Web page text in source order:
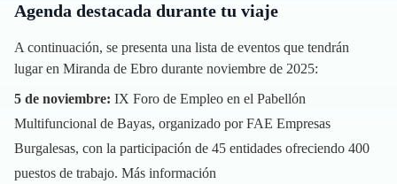
Agenda destacada durante tu viaje
A continuación, se presenta una lista de eventos que tendrán
lugar en Miranda de Ebro durante noviembre de 2025:
5 de noviembre: IX Foro de Empleo en el Pabellón
Multifuncional de Bayas, organizado por FAE Empresas
Burgalesas, con la participación de 45 entidades ofreciendo 400
puestos de trabajo. Más información